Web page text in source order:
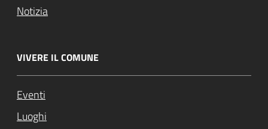
Notizia
VIVERE IL COMUNE
Eventi
Luoghi